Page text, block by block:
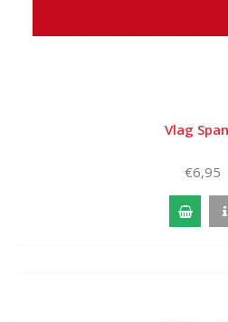
Vlag
€6,95